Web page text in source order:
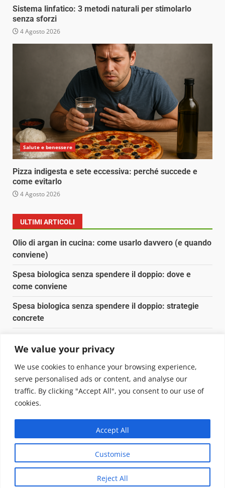
We value your privacy
We use cookies to enhance your browsing experience,
serve personalised ads or content, and analyse our
traffic. By clicking "Accept All", you consent to our use of
cookies.
Customise
Reject All
Accept All
Sistema linfatico: 3 metodi naturali per stimolarlo
senza sforzi
4 Agosto 2026
Salute e benessere
Pizza indigesta e sete eccessiva: perché succede e
come evitarlo
4 Agosto 2026
ULTIMI ARTICOLI
Olio di argan in cucina: come usarlo davvero (e quando
conviene)
Spesa biologica senza spendere il doppio: dove e
come conviene
Spesa biologica senza spendere il doppio: strategie
concrete
Pulizia naturale della casa: 3 ingredienti che
sostituiscono 10 prodotti chimici
Copyright © 2025 Biopianeta.it proprietà di Jws Media
Questo blog non è una testata giornalistica, in quanto
viene aggiornato senza alcuna periodicità. Non può
pertanto considerarsi un prodotto editoriale ai sensi
della legge n. 62 del 07.03.2001|DarkNewsvon AF
themes.